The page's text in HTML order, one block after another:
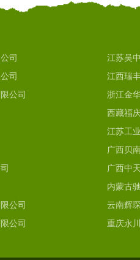
司 江苏吴
司 江西瑞
公司 浙江金
西藏福
江苏工
广西贝
广西中
内蒙古
公司 云南辉
公司 重庆永